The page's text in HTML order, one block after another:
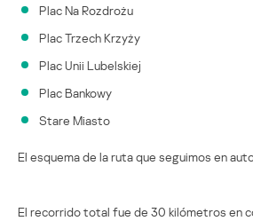
Plac Na Rozdrożu
Plac Trzech Krzyży
Plac Unii Lubelskiej
Plac Bankowy
Stare Miasto
El esquema de la ruta que seguimos en
El recorrido total fue de 30 kilómetros en